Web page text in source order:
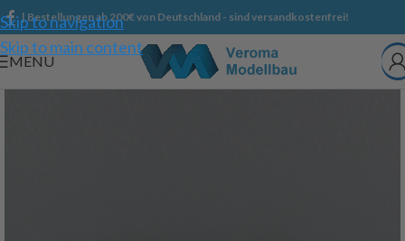
Skip to navigation
Skip to main content
| Bestellungen ab 200€ von Deutschland - sind versandkostenfrei!
MENU